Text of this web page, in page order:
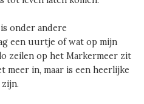
onder andere
een uurtje of wat op mijn
zeilen op het Markermeer zit
in, maar is een heerlijke